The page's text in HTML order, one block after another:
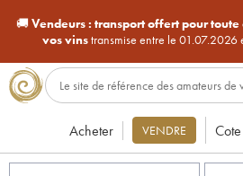
🚚Vendeurs : transport offert pour
vos vinstransmise entre le
Acheter VENDRE Cote